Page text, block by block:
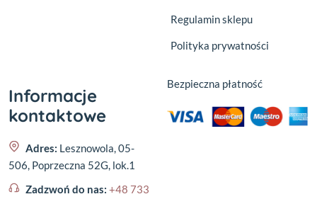
Regulamin sklepu
Polityka prywatności
Informacje
kontaktowe
Adres: Lesznowola, 05-
506, Poprzeczna 52G, lok.1
Zadzwoń do nas: +48 733
Bezpieczna płatność